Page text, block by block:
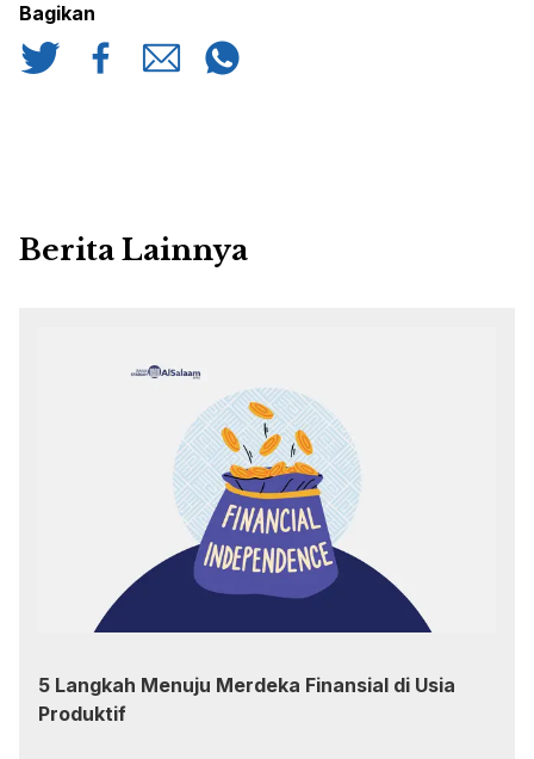
Bagikan
Berita Lainnya
5 Langkah Menuju Merdeka Finansial di Usia
Produktif